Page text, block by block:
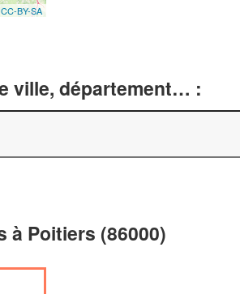
CC-BY-SA
ville, département… :
Poitiers (86000)